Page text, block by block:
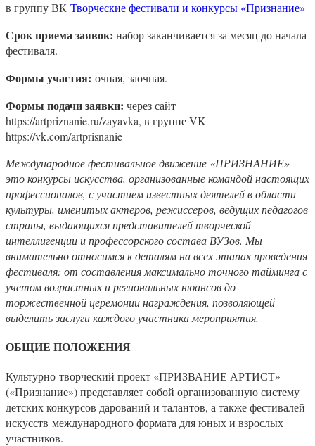
в группу ВК Творческие фестивали и конкурсы «Признание»
Срок приема заявок: набор заканчивается за месяц до начала
фестиваля.
Формы участия: очная, заочная.
Формы подачи заявки: через сайт
https://artpriznanie.ru/zayavka, в группе VK
https://vk.com/artprisnanie
Международное фестивальное движение «ПРИЗНАНИЕ» –
это конкурсы искусства, организованные командой настоящих
профессионалов, с участием известных деятелей в области
культуры, именитых актеров, режиссеров, ведущих педагогов
страны, выдающихся представителей творческой
интеллигенции и профессорского состава ВУЗов. Мы
внимательно относимся к деталям на всех этапах проведения
фестиваля: от составления максимально точного тайминга с
учетом возрастных и региональных нюансов до
торжественной церемонии награждения, позволяющей
выделить заслуги каждого участника мероприятия.
ОБЩИЕ ПОЛОЖЕНИЯ
Культурно-творческий проект «ПРИЗВАНИЕ АРТИСТ»
(«Признание») представляет собой организованную систему
детских конкурсов дарований и талантов, а также фестивалей
искусств международного формата для юных и взрослых
участников.